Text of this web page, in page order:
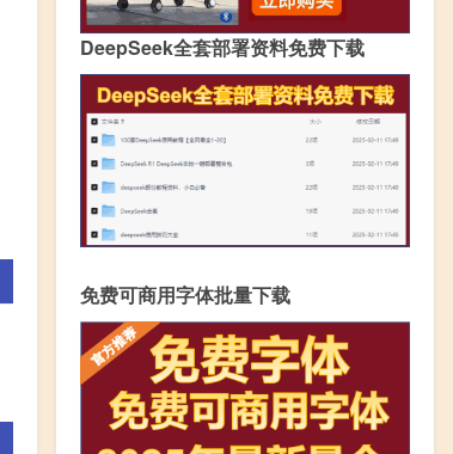
DeepSeek全套部署资料免费下载
免费可商用字体批量下载